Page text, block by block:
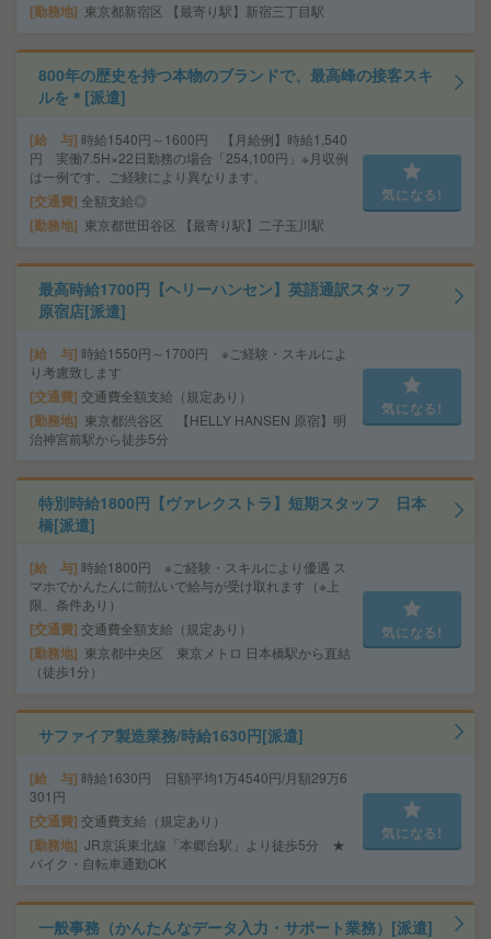
勤務地 東京都新宿区 【最寄り駅】新宿三丁目駅
800年の歴史を持つ本物のブランドで、最高峰の接客スキ
ルを＊[派遣]
給 与 時給1540円～1600円 【月給例】時給1,540
円 実働7.5H×22日勤務の場合「254,100円」※月収例
は一例です。ご経験により異なります。
交通費 全額支給◎
勤務地 東京都世田谷区 【最寄り駅】二子玉川駅
気になる!
最高時給1700円【ヘリーハンセン】英語通訳スタッフ
原宿店[派遣]
給 与 時給1550円～1700円 ※ご経験・スキルによ
り考慮致します
交通費 交通費全額支給（規定あり）
勤務地
東京都渋谷区 【HELLY HANSEN 原宿】明
治神宮前駅から徒歩5分
気になる!
特別時給1800円【ヴァレクストラ】短期スタッフ 日本
橋[派遣]
給 与 時給1800円 ※ご経験・スキルにより優遇 ス
マホでかんたんに前払いで給与が受け取れます（※上
限、条件あり）
交通費 交通費全額支給（規定あり）
勤務地
東京都中央区 東京メトロ 日本橋駅から直結
（徒歩1分）
気になる!
サファイア製造業務/時給1630円[派遣]
給 与 時給1630円 日額平均1万4540円/月額29万6
301円
交通費 交通費支給（規定あり）
勤務地 JR京浜東北線「本郷台駅」より徒歩5分 ★
バイク・自転車通勤OK
気になる!
一般事務（かんたんなデータ入力・サポート業務）[派遣]